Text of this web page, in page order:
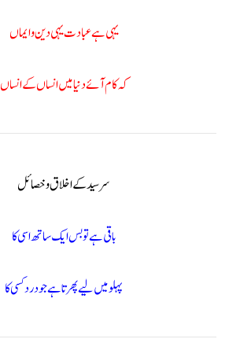
یہی ہے عبادت یہی دین و ایماں
کہ کام آئے دنیا میں انساں کے انساں
سر سید کے اخلاق و خصائل
باقی ہے تو بس ایک ساتھ اسی کا
پہلو میں لیے پھرتا ہےجو درد کسی کا